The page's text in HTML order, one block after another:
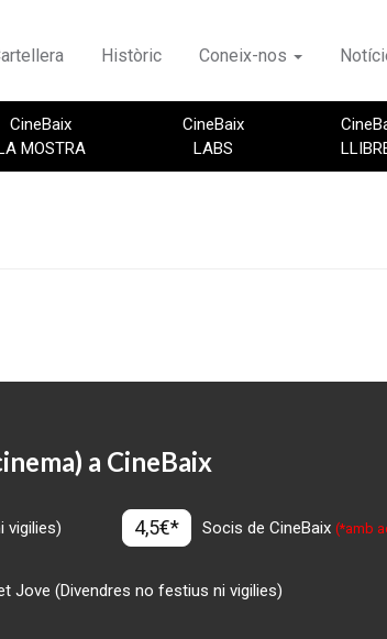
Històric Coneix-nos
CineBaix
LA MOSTRA
CineBaix
LABS
a CineBaix
vigilies) 4,5€* Socis de CineBaix(*amb
Jove (Divendres no festius ni vigilies)